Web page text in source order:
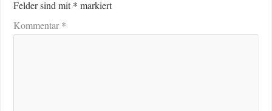
Felder sind mit* markiert
Kommentar*